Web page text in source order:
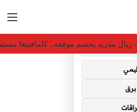
ريال مدريد يحسم موقفه.. كامافينغا